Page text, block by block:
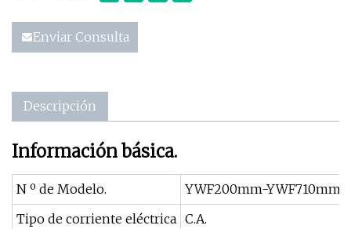
Enviar Consulta
Descripción
Información básica.
N º de Modelo.
YWF200mm-YWF710mm
Tipo de corriente eléctrica C.A.